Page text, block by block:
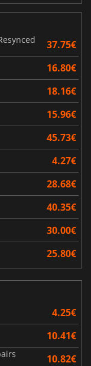
37.75€
16.80€
18.16€
15.96€
45.73€
4.27€
28.68€
40.35€
30.00€
25.80€
4.25€
10.41€
10.82€